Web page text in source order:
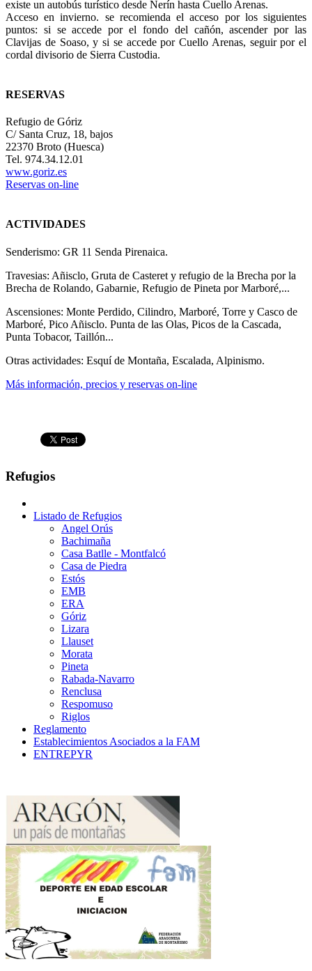
existe un autobús turístico desde Nerín hasta Cuello Arenas.
Acceso en invierno. se recomienda el acceso por los siguientes
puntos: si se accede por el fondo del cañón, ascender por las
Clavijas de Soaso, y si se accede por Cuello Arenas, seguir por el
cordal divisorio de Sierra Custodia.
RESERVAS
Refugio de Góriz
C/ Santa Cruz, 18, bajos
22370 Broto (Huesca)
Tel. 974.34.12.01
www.goriz.es
Reservas on-line
ACTIVIDADES
Senderismo: GR 11 Senda Pirenaica.
Travesias: Añisclo, Gruta de Casteret y refugio de la Brecha por la
Brecha de Rolando, Gabarnie, Refugio de Pineta por Marboré,...
Ascensiones: Monte Perdido, Cilindro, Marboré, Torre y Casco de
Marboré, Pico Añisclo. Punta de las Olas, Picos de la Cascada,
Punta Tobacor, Taillón...
Otras actividades: Esquí de Montaña, Escalada, Alpinismo.
Más información, precios y reservas on-line
Refugios
Listado de Refugios
Angel Orús
Bachimaña
Casa Batlle - Montfalcó
Casa de Piedra
Estós
EMB
ERA
Góriz
Lizara
Llauset
Morata
Pineta
Rabada-Navarro
Renclusa
Respomuso
Riglos
Reglamento
Establecimientos Asociados a la FAM
ENTREPYR